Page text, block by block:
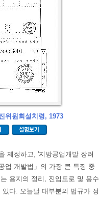
위원회설치령, 1973
제정하고, '지방공업개발 장려
업 개발법」의 가장 큰 특징 중
용지의 정리, 진입도로 및 용수
다. 오늘날 대부분의 법규가 정